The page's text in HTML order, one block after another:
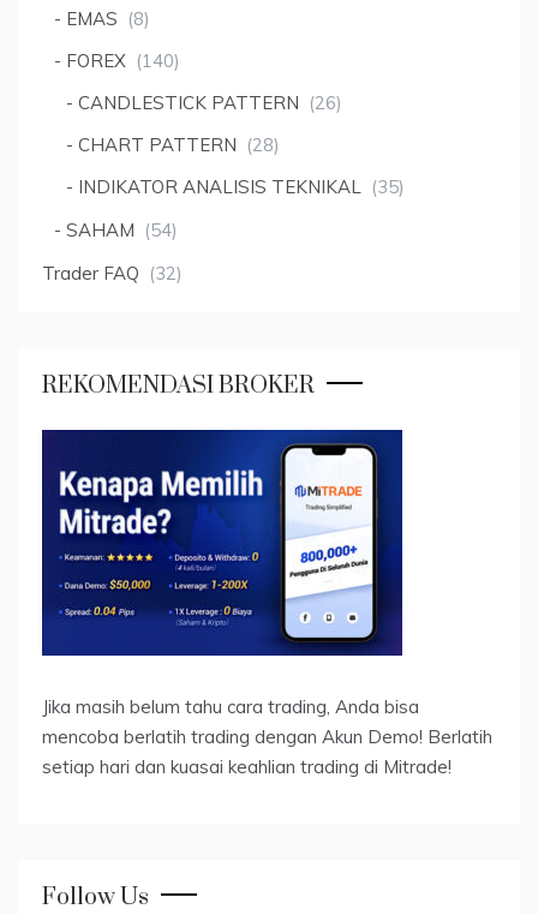
EMAS (8)
FOREX (140)
CANDLESTICK PATTERN (26)
CHART PATTERN (28)
INDIKATOR ANALISIS TEKNIKAL (35)
SAHAM (54)
Trader FAQ (32)
REKOMENDASI BROKER
Jika masih belum tahu cara trading, Anda bisa
mencoba berlatih trading dengan Akun Demo! Berlatih
setiap hari dan kuasai keahlian trading di Mitrade!
Follow Us